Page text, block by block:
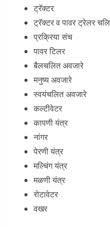
ट्रॅक्टर
ट्रॅक्टर व पावर ट्रेलर
प्रक्रिया संच
पावर टिलर
बैलचलित अवजारे
मनुष्य अवजारे
स्वयंचलित अवजारे
कल्टीवेटर
कापणी यंत्र
नांगर
पेरणी यंत्र
मल्चिंग यंत्र
मळणी यंत्र
रोटावेटर
वखर